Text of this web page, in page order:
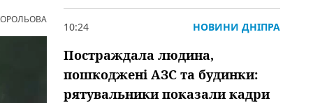
10:24 НОВИНИ ДНІПРА
Постраждала людина,
пошкоджені АЗС та будинки:
рятувальники показали кадри